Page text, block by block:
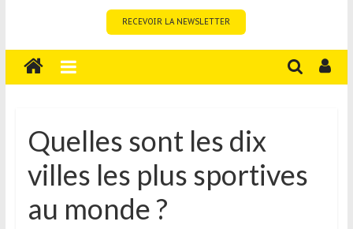
Tourisme
est
média
sur
tourisme
sportif
RECEVOIR LA NEWSLETTER
Quelles sont les dix
villes les plus sportives
au monde ?